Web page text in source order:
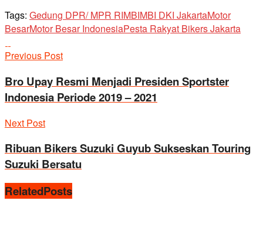
Tags: Gedung DPR/ MPR RIMBIMBI DKI JakartaMotor
BesarMotor Besar IndonesiaPesta Rakyat Bikers Jakarta
Previous Post
Bro Upay Resmi Menjadi Presiden Sportster
Indonesia Periode 2019 – 2021
Next Post
Ribuan Bikers Suzuki Guyub Sukseskan Touring
Suzuki Bersatu
RelatedPosts